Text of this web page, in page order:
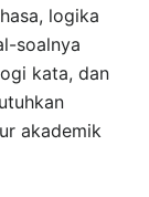
logika
soalnya
kata, dan
akademik